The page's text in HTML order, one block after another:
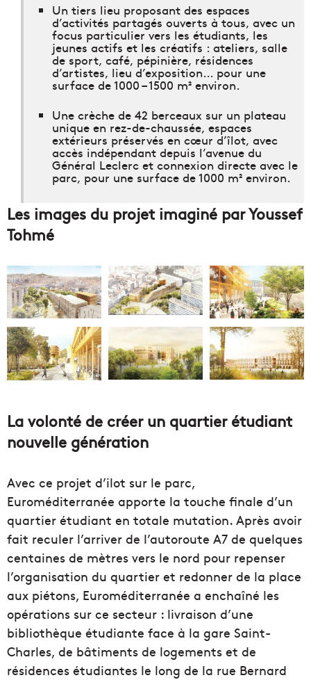
Un tiers lieu proposant des espaces
d’activités partagés ouverts à tous, avec un
focus particulier vers les étudiants, les
jeunes actifs et les créatifs : ateliers, salle
de sport, café, pépinière, résidences
d’artistes, lieu d’exposition… pour une
surface de 1000 – 1500 m² environ.
Une crèche de 42 berceaux sur un plateau
unique en rez-de-chaussée, espaces
extérieurs préservés en cœur d’îlot, avec
accès indépendant depuis l’avenue du
Général Leclerc et connexion directe avec le
parc, pour une surface de 1000 m² environ.
Les images du projet imaginé par Youssef
Tohmé
La volonté de créer un quartier étudiant
nouvelle génération
Avec ce projet d’ilot sur le parc,
Euroméditerranée apporte la touche finale d’un
quartier étudiant en totale mutation. Après avoir
fait reculer l’arriver de l’autoroute A7 de quelques
centaines de mètres vers le nord pour repenser
l’organisation du quartier et redonner de la place
aux piétons, Euroméditerranée a enchaîné les
opérations sur ce secteur : livraison d’une
bibliothèque étudiante face à la gare Saint-
Charles, de bâtiments de logements et de
résidences étudiantes le long de la rue Bernard